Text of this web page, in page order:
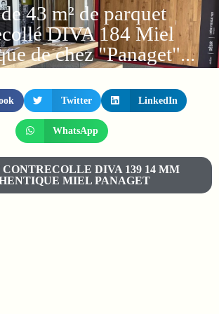
43 m² de parquet
DIVA 184 Miel
de chez "Panaget"...
Twitter LinkedIn
WhatsApp
DIVA 139 14 MM
MIEL PANAGET